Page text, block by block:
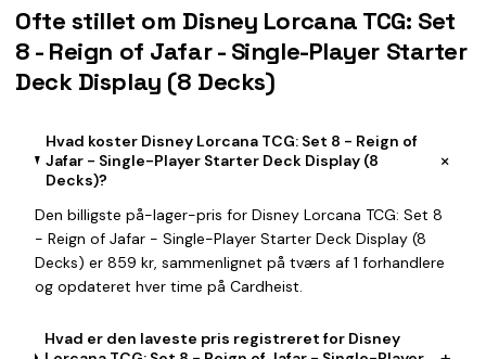
Ofte stillet om Disney Lorcana TCG: Set
8 - Reign of Jafar - Single-Player Starter
Deck Display (8 Decks)
Hvad koster Disney Lorcana TCG: Set 8 - Reign of
Jafar - Single-Player Starter Deck Display (8
Decks)?
+
Den billigste på-lager-pris for Disney Lorcana TCG: Set 8
- Reign of Jafar - Single-Player Starter Deck Display (8
Decks) er 859 kr, sammenlignet på tværs af 1 forhandlere
og opdateret hver time på Cardheist.
Hvad er den laveste pris registreret for Disney